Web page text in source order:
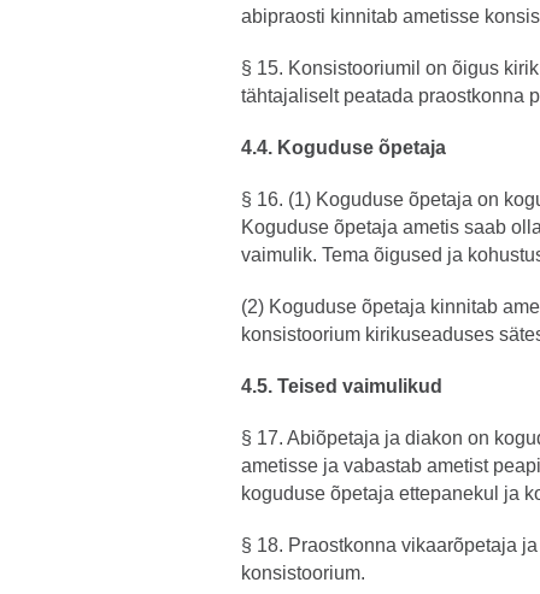
abipraosti kinnitab ametisse
§ 15. Konsistooriumil on õigus
tähtajaliselt peatada praostkonna
4.4. Koguduse õpetaja
§ 16. (1) Koguduse õpetaja on
Koguduse õpetaja ametis saab
vaimulik. Tema õigused ja
(2) Koguduse õpetaja kinnitab
konsistoorium kirikuseaduses
4.5. Teised vaimulikud
§ 17. Abiõpetaja ja diakon on
ametisse ja vabastab ametist
koguduse õpetaja ettepanekul ja
§ 18. Praostkonna vikaarõpetaja
konsistoorium.